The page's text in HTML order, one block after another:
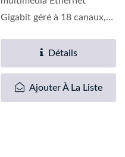
Gigabit géré à 18 canaux,
Détails
Ajouter À La Liste